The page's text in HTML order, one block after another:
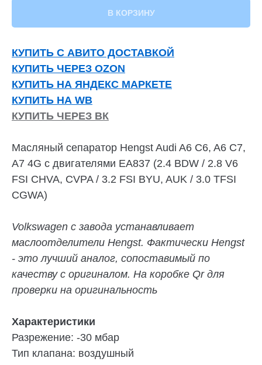
В КОРЗИНУ
КУПИТЬ С АВИТО ДОСТАВКОЙ
КУПИТЬ ЧЕРЕЗ OZON
КУПИТЬ НА ЯНДЕКС МАРКЕТЕ
КУПИТЬ НА WB
КУПИТЬ ЧЕРЕЗ ВК
Масляный сепаратор Hengst Audi A6 C6, A6 C7,
A7 4G с двигателями EA837 (2.4 BDW / 2.8 V6
FSI CHVA, CVPA / 3.2 FSI BYU, AUK / 3.0 TFSI
CGWA)
Volkswagen с завода устанавливает
маслоотделители Hengst. Фактически Hengst
- это лучший аналог, сопоставимый по
качеству с оригиналом. На коробке Qr для
проверки на оригинальность
Характеристики
Разрежение: -30 мбар
Тип клапана: воздушный